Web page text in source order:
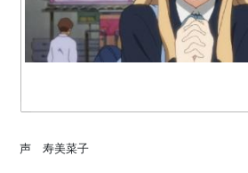
声 寿美菜子